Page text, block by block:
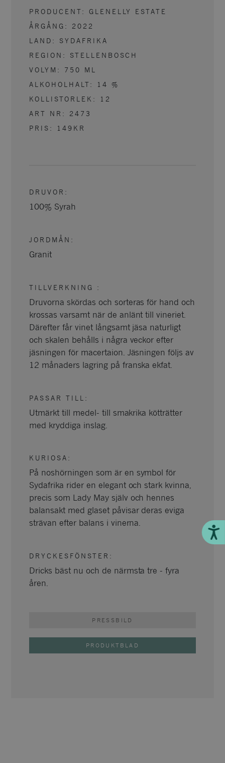
PRODUCENT: GLENELLY ESTATE
ÅRGÅNG: 2022
LAND: SYDAFRIKA
REGION: STELLENBOSCH
VOLYM: 750
ML
ALKOHOLHALT:
14
%
KOLLISTORLEK:
12
ART NR: 2473
PRIS:
149KR
DRUVOR :
100% Syrah
JORDMÅN :
Granit
TILLVERKNING :
Druvorna skördas och sorteras för hand och
krossas varsamt när de anlänt till vineriet.
Därefter får vinet långsamt jäsa naturligt
och skalen behålls i några veckor efter
jäsningen för macertaion. Jäsningen följs av
12 månaders lagring på franska ekfat.
PASSAR TILL :
Utmärkt till medel- till smakrika kötträtter
med kryddiga inslag.
KURIOSA :
På noshörningen som är en symbol för
Sydafrika rider en elegant och stark kvinna,
precis som Lady May själv och hennes
balansakt med glaset påvisar deras eviga
strävan efter balans i vinerna.
DRYCKESFÖNSTER :
Dricks bäst nu och de närmsta tre - fyra
åren.
PRESSBILD
PRODUKTBLAD